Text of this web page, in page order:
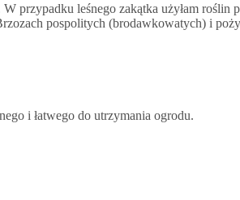
przypadku leśnego zakątka użyłam roślin
pospolitych (brodawkowatych) i
i łatwego do utrzymania ogrodu.